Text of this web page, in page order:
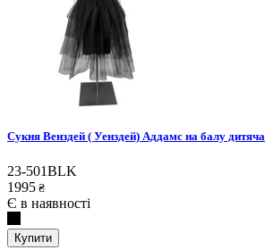
Сукня Венздей ( Уенздей) Аддамс на балу дитяча
23-501BLK
1995 ₴
Є в наявності
Купити